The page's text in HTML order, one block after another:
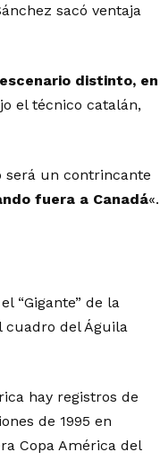
sacó ventaja
distinto, en
el técnico catalán,
será un contrincante
fuera a Canadá«.
“Gigante” de la
cuadro del Águila
hay registros de
de 1995 en
Copa América del